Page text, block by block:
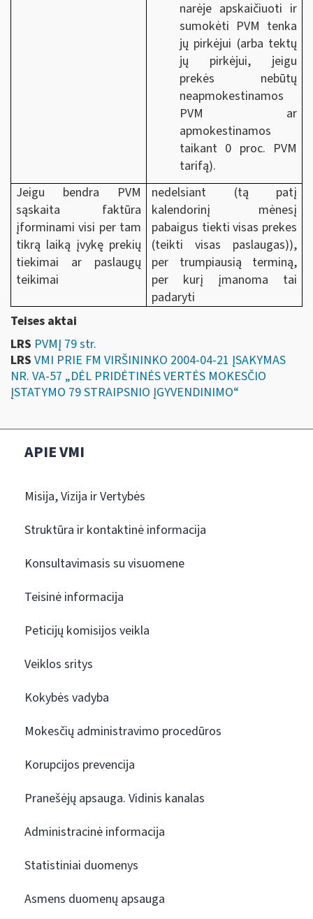
narėje apskaičiuoti ir
sumokėti PVM tenka
jų pirkėjui (arba tektų
jų pirkėjui, jeigu
prekės nebūtų
neapmokestinamos
PVM ar
apmokestinamos
taikant 0 proc. PVM
tarifą).
Jeigu bendra PVM
sąskaita faktūra
įforminami visi per tam
tikrą laiką įvykę prekių
tiekimai ar paslaugų
teikimai
nedelsiant (tą patį
kalendorinį mėnesį
pabaigus tiekti visas prekes
(teikti visas paslaugas)),
per trumpiausią terminą,
per kurį įmanoma tai
padaryti
Teises aktai
LRS PVMĮ 79 str.
LRS VMI PRIE FM VIRŠININKO 2004-04-21 ĮSAKYMAS
NR. VA-57 „DĖL PRIDĖTINĖS VERTĖS MOKESČIO
ĮSTATYMO 79 STRAIPSNIO ĮGYVENDINIMO“
APIE VMI
Misija, Vizija ir Vertybės
Struktūra ir kontaktinė informacija
Konsultavimasis su visuomene
Teisinė informacija
Peticijų komisijos veikla
Veiklos sritys
Kokybės vadyba
Mokesčių administravimo procedūros
Korupcijos prevencija
Pranešėjų apsauga. Vidinis kanalas
Administracinė informacija
Statistiniai duomenys
Asmens duomenų apsauga